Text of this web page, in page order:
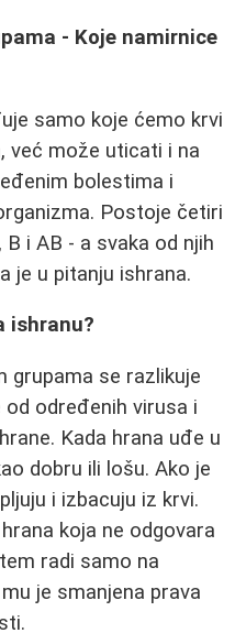
- Koje namirnice
samo koje ćemo krvi
već može uticati i na
bolestima i
Postoje četiri
i AB - a svaka od njih
je u pitanju ishrana.
ishranu?
grupama se razlikuje
određenih virusa i
Kada hrana uđe u
dobru ili lošu. Ako je
i izbacuju iz krvi.
koja ne odgovara
radi samo na
je smanjena prava